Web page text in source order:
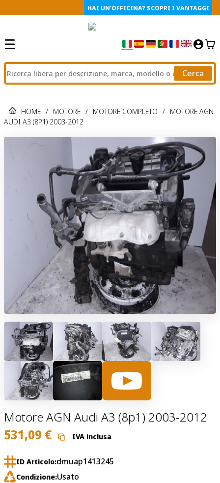
HAI UN'OFFICINA? SCOPRI I VANTAGGI
Cerca
HOME / MOTORE / MOTORE COMPLETO / MOTORE AGN
AUDI A3 (8P1) 2003-2012
Motore AGN Audi A3 (8p1) 2003-2012
531,09 € IVA inclusa
ID Articolo:dmuap1413245
Condizione:Usato